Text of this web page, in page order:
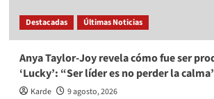
Destacadas Últimas Noticias
Anya Taylor-Joy revela cómo fue ser
‘Lucky’: “Ser líder es no perder la
Karde 9 agosto, 2026